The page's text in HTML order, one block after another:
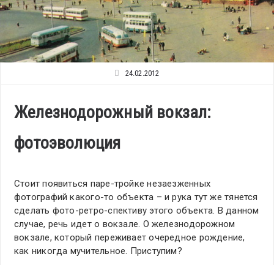
24.02.2012
Железнодорожный вокзал:
фотоэволюция
Стоит появиться паре-тройке незаезженных
фотографий какого-то объекта – и рука тут же тянется
сделать фото-ретро-спективу этого объекта. В данном
случае, речь идет о вокзале. О железнодорожном
вокзале, который переживает очередное рождение,
как никогда мучительное. Приступим?